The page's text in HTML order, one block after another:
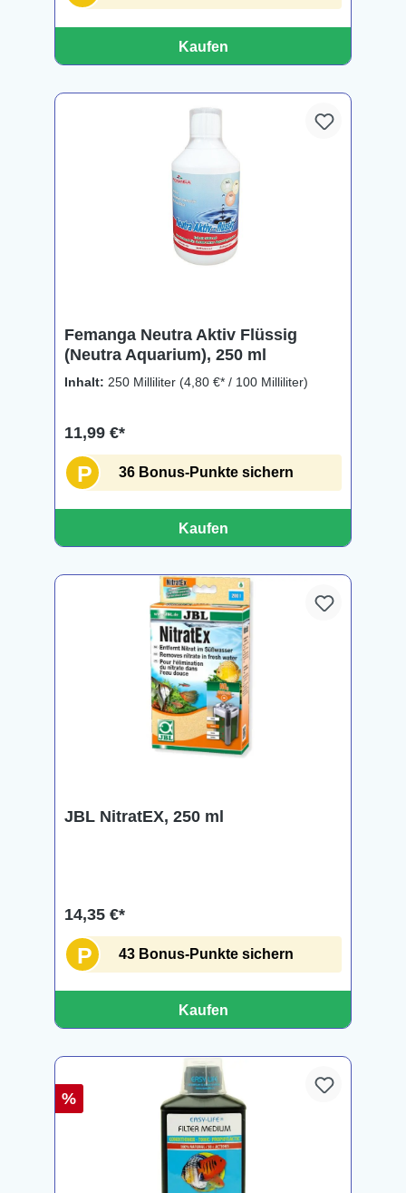
Kaufen
Femanga Neutra Aktiv Flüssig
(Neutra Aquarium), 250 ml
Inhalt: 250 Milliliter (4,80 €* / 100 Milliliter)
11,99 €*
P 36 Bonus-Punkte sichern
Kaufen
JBL NitratEX, 250 ml
14,35 €*
P 43 Bonus-Punkte sichern
Kaufen
%